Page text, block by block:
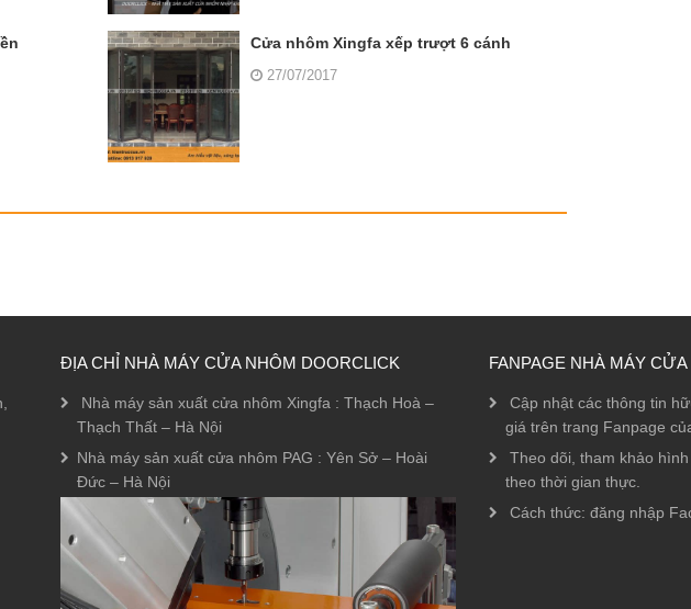
Cửa nhôm Xingfa xếp trượt 6 cánh
27/07/2017
ĐỊA CHỈ NHÀ MÁY CỬA NHÔM DOORCLICK
Nhà máy sản xuất cửa nhôm Xingfa : Thạch Hoà –
Thạch Thất – Hà Nội
Nhà máy sản xuất cửa nhôm PAG : Yên Sở – Hoài
Đức – Hà Nội
FANPAGE NHÀ MÁY
Cập nhật các thông tin
giá trên trang Fanpage
Theo dõi, tham khảo
theo thời gian thực.
Cách thức: đăng nhập